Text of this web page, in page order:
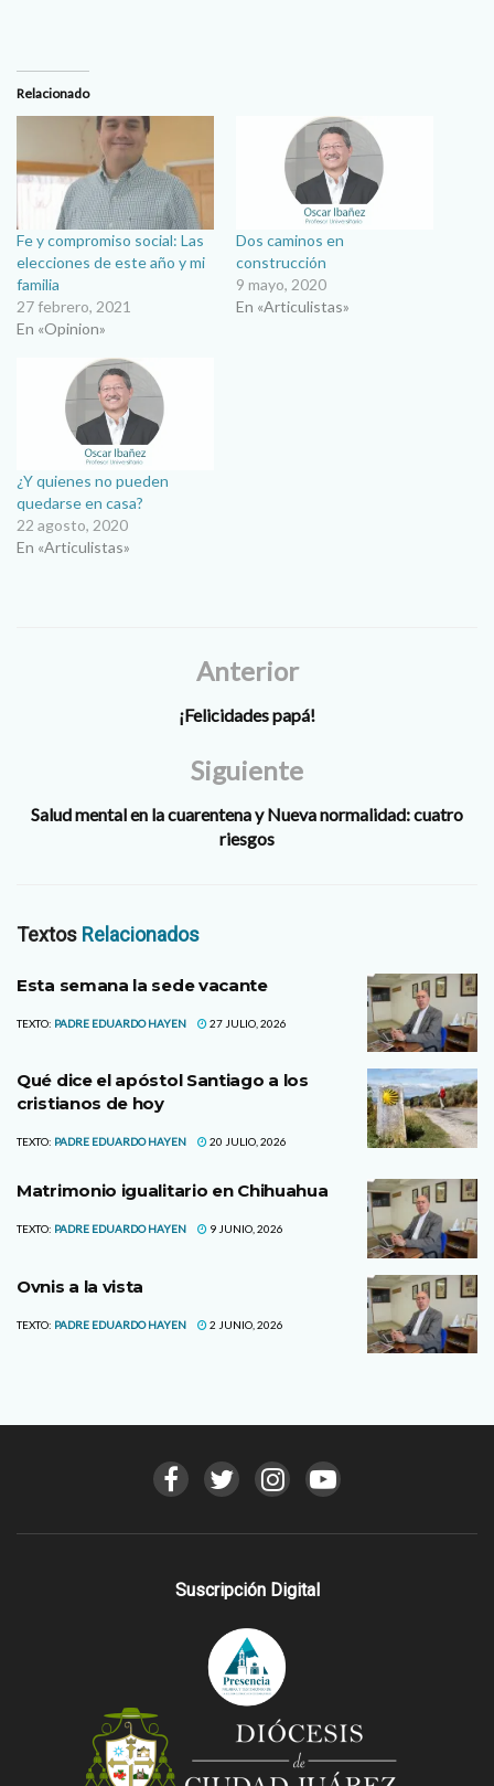
Relacionado
Fe y compromiso social: Las
elecciones de este año y mi
familia
27 febrero, 2021
En «Opinion»
Dos caminos en
construcción
9 mayo, 2020
En «Articulistas»
¿Y quienes no pueden
quedarse en casa?
22 agosto, 2020
En «Articulistas»
Anterior
¡Felicidades papá!
Siguiente
Salud mental en la cuarentena y Nueva normalidad: cuatro
riesgos
Textos Relacionados
Esta semana la sede vacante
TEXTO: PADRE EDUARDO HAYEN 27 JULIO, 2026
Qué dice el apóstol Santiago a los
cristianos de hoy
TEXTO: PADRE EDUARDO HAYEN 20 JULIO, 2026
Matrimonio igualitario en Chihuahua
TEXTO: PADRE EDUARDO HAYEN 9 JUNIO, 2026
Ovnis a la vista
TEXTO: PADRE EDUARDO HAYEN 2 JUNIO, 2026
Suscripción Digital